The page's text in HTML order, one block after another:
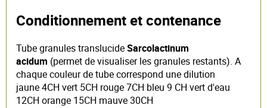
Conditionnement et contenance
Tube granules translucideSarcolactinum
acidum (permet de visualiser les granules restants). A
chaque couleur de tube correspond une dilution
jaune 4CH vert 5CH rouge 7CH bleu 9 CH vert d'eau
12CH orange 15CH mauve 30CH